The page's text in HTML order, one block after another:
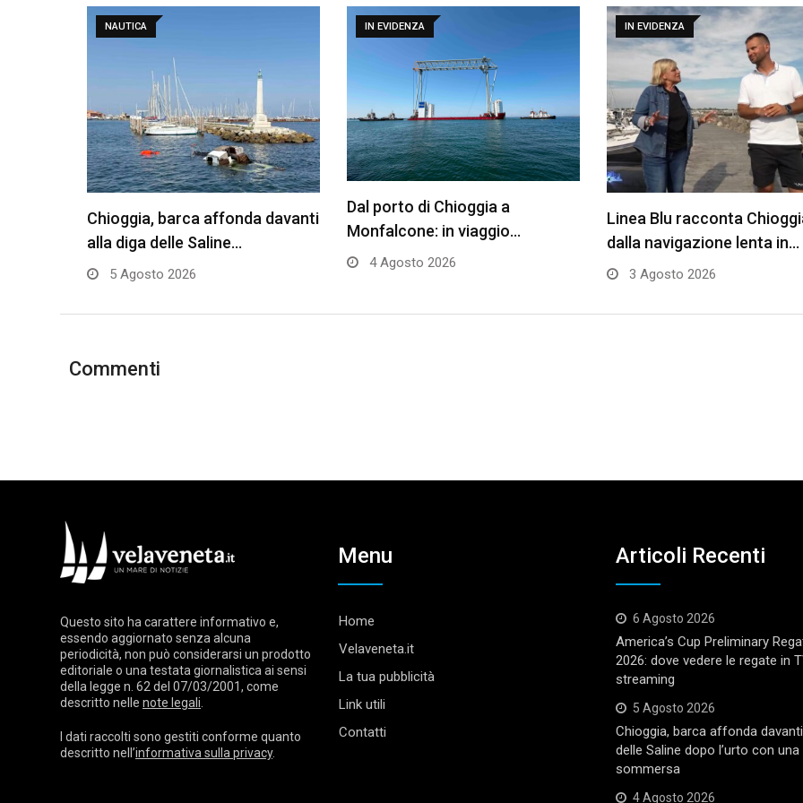
NAUTICA
Chioggia, barca affonda davanti
alla diga delle Saline…
5 Agosto 2026
IN EVIDENZA
Dal porto di Chioggia a
Monfalcone: in viaggio…
4 Agosto 2026
IN EVIDENZA
Linea Blu racconta
dalla navigazione lenta in…
3 Agosto 2026
Commenti
Questo sito ha carattere informativo e,
essendo aggiornato senza alcuna
periodicità, non può considerarsi un prodotto
editoriale o una testata giornalistica ai sensi
della legge n. 62 del 07/03/2001, come
descritto nelle note legali
I dati raccolti sono gestiti conforme quanto
descritto nell’informativa sulla privacy.
Menu
Home
Velaveneta.it
La tua pubblicità
Link utili
Contatti
Articoli Recenti
6 Agosto 2026
America’s Cup Preliminary
2026: dove vedere le regate in
streaming
5 Agosto 2026
Chioggia, barca affonda
delle Saline dopo l’urto con
sommersa
4 Agosto 2026